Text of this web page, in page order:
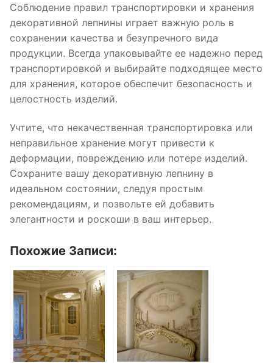
Соблюдение правил транспортировки и хранения
декоративной лепнины играет важную роль в
сохранении качества и безупречного вида
продукции. Всегда упаковывайте ее надежно перед
транспортировкой и выбирайте подходящее место
для хранения, которое обеспечит безопасность и
целостность изделий.
Учтите, что некачественная транспортировка или
неправильное хранение могут привести к
деформации, повреждению или потере изделий.
Сохраните вашу декоративную лепнину в
идеальном состоянии, следуя простым
рекомендациям, и позвольте ей добавить
элегантности и роскоши в ваш интерьер.
Похожие Записи: